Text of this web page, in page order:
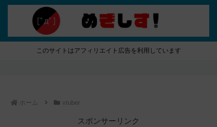
このサイトはアフィリエイト広告を利用しています
ホーム vtuber
スポンサーリンク